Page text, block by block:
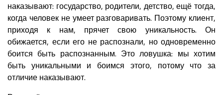
наказывают: государство, родители, детство, ещё тогда,
когда человек не умеет разговаривать. Поэтому клиент,
приходя к нам, прячет свою уникальность. Он
обижается, если его не распознали, но одновременно
боится быть распознанным. Это ловушка: мы хотим
быть уникальными и боимся этого, потому что за
отличие наказывают.